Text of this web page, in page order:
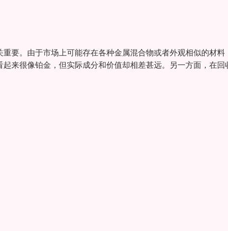
要。由于市场上可能存在各种金属混合物或者外观相似的材料
来很像铂金，但实际成分和价值却相差甚远。另一方面，在回